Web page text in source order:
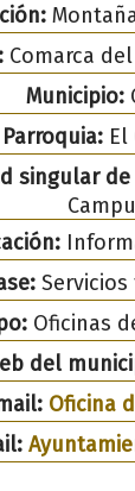
Comarca
Municipio:
Parroquia:El
singular
Campu
Oficinas
del
Oficina